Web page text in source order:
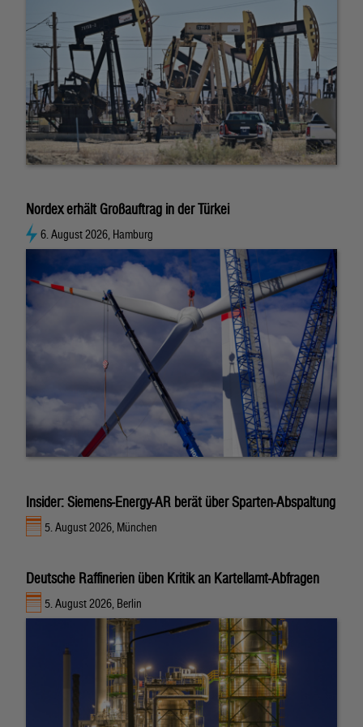
Nordex erhält Großauftrag in der Türkei
6. August 2026, Hamburg
Insider: Siemens-Energy-AR berät über Sparten-Abspaltung
5. August 2026, München
Deutsche Raffinerien üben Kritik an Kartellamt-Abfragen
5. August 2026, Berlin